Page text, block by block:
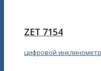
ZET 7154
цифровой